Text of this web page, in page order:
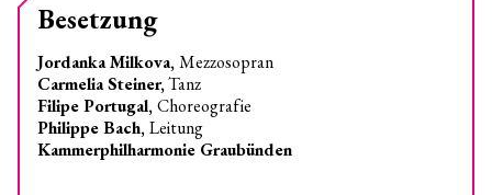
Besetzung
Jordanka Milkova,Mezzosopran
Carmelia Steiner,Tanz
Filipe Portugal,Choreografie
Philippe Bach,Leitung
Kammerphilharmonie Graubünden